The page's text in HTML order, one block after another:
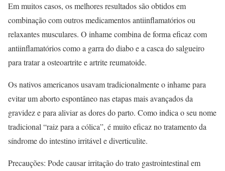
Em muitos casos, os melhores resultados são obtidos em
combinação com outros medicamentos antiinflamatórios ou
relaxantes musculares. O inhame combina de forma eficaz com
antiinflamatórios como a garra do diabo e a casca do salgueiro
para tratar a osteoartrite e artrite reumatoide.
Os nativos americanos usavam tradicionalmente o inhame para
evitar um aborto espontâneo nas etapas mais avançados da
gravidez e para aliviar as dores do parto. Como indica o seu nome
tradicional “raiz para a cólica”, é muito eficaz no tratamento da
síndrome do intestino irritável e diverticulite.
Precauções: Pode causar irritação do trato gastrointestinal em